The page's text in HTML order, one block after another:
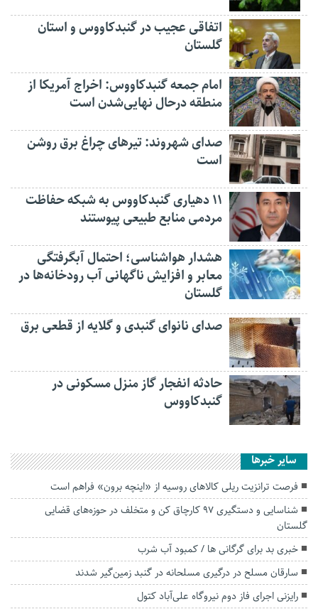
اتفاقی عجیب در‌ گنبدکاووس و استان
گلستان
امام جمعه گنبدکاووس: اخراج آمریکا از
منطقه درحال نهایی‌شدن است
صدای شهروند: تیرهای چراغ برق روشن
است
۱۱ دهیاری گنبدکاووس به شبکه حفاظت
مردمی منابع طبیعی پیوستند
هشدار هواشناسی؛ احتمال آبگرفتگی
معابر و افزایش ناگهانی آب رودخانه‌ها در
گلستان
صدای نانوای گنبدی و گلایه از قطعی برق
حادثه انفجار گاز منزل مسکونی در
گنبدکاووس
سایر خبرها
فرصت ترانزیت ریلی کالاهای روسیه از «اینچه برون» فراهم است
شناسایی و دستگیری ۹۷ کارچاق کن و متخلف در حوزه‌های قضایی
گلستان
خبری بد برای گرگانی ها / کمبود آب شرب
سارقان مسلح در درگیری مسلحانه در گنبد زمین‌گیر شدند
رایزنی اجرای فاز دوم نیروگاه علی‌آباد کتول